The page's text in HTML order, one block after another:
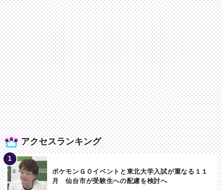
アクセスランキング
ポケモンＧＯイベントと東北大学入試が重なる１１
月 仙台市が受験生への配慮を検討へ